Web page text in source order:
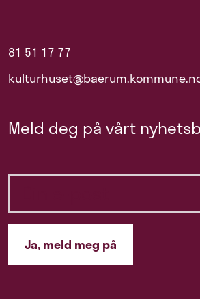
81 51 17 77
Meld deg på vårt